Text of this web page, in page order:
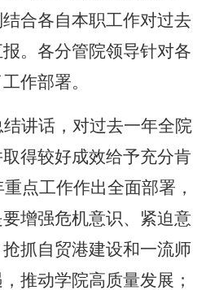
合各自本职工作对过去
。各分管院领导针对各
作部署。
讲话，对过去一年全院
得较好成效给予充分肯
重点工作作出全面部署，
增强危机意识、紧迫意
抓自贸港建设和一流师
推动学院高质量发展；